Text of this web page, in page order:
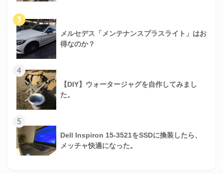
3
メルセデス「メンテナンスプラスライト」はお
得なのか？
4
【DIY】ウォータージャグを自作してみまし
た。
5
Dell Inspiron 15-3521をSSDに換装したら、
メッチャ快適になった。